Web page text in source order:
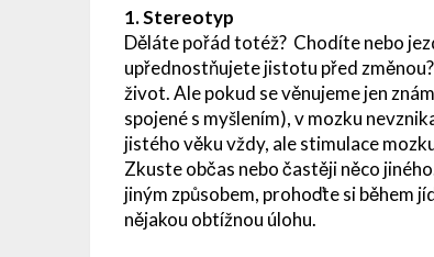
1. Stereotyp
Děláte pořád totéž? Chodíte nebo
upřednostňujete jistotu před
život. Ale pokud se věnujeme jen
spojené s myšlením), v mozku
jistého věku vždy, ale stimulace
Zkuste občas nebo častěji něco
jiným způsobem, prohoďte si během
nějakou obtížnou úlohu.